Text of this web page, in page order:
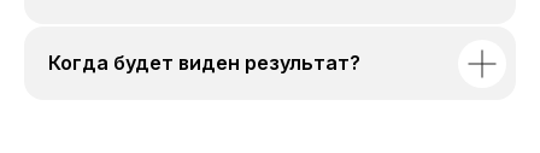
Когда будет виден результат?